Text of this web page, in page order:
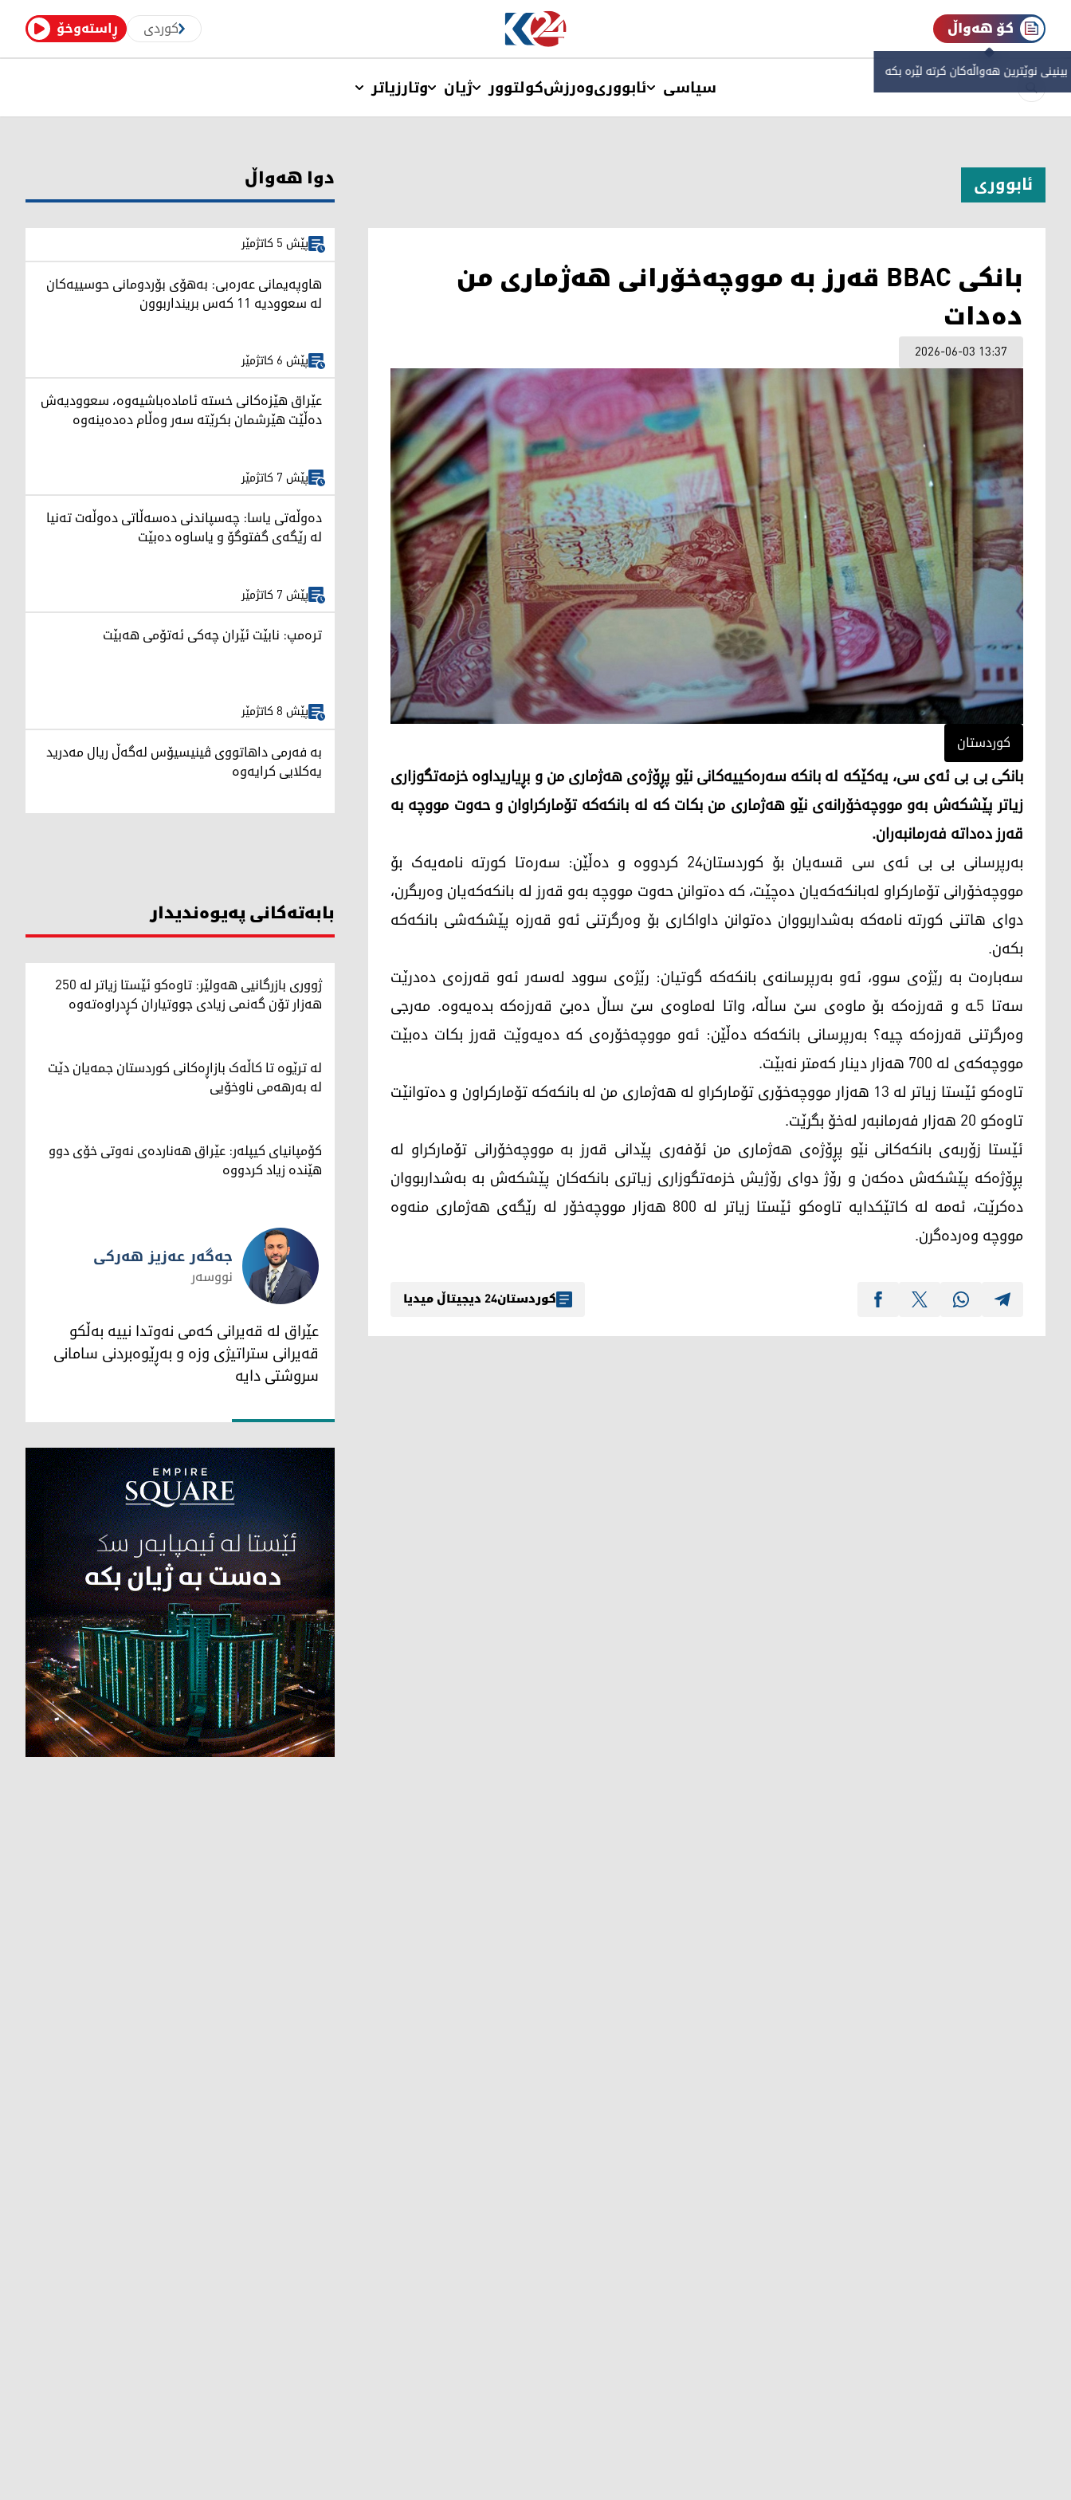
ڕاستەوخۆ کوردی کۆ هەواڵ
نوێترین هەواڵەکان کرتە لێرە بکە
سیاسی ئابووریوەرزشکولتوور ژیان وتارزیاتر
ئابووری
بانکی BBAC قەرز بە مووچەخۆرانی هەژماری من
دەدات
2026-06-03 13:37
کوردستان
بانکی بی بی ئەی سی، یەکێکە لە بانکە سەرەکییەکانی نێو پڕۆژەی هەژماری من و بڕیاریداوە خزمەتگوزاری
زیاتر پێشکەش بەو مووچەخۆرانەی نێو هەژماری من بکات کە لە بانکەکە تۆمارکراوان و حەوت مووچە بە
قەرز دەداتە فەرمانبەران.
بەرپرسانی بی بی ئەی سی قسەیان بۆ کوردستان24 کردووە و دەڵێن: سەرەتا کورتە نامەیەک بۆ
مووچەخۆرانی تۆمارکراو لەبانکەکەیان دەچێت، کە دەتوانن حەوت مووچە بەو قەرز لە بانکەکەیان وەربگرن،
دوای هاتنی کورتە نامەکە بەشداربووان دەتوانن داواکاری بۆ وەرگرتنی ئەو قەرزە پێشکەشی بانکەکە
بکەن.
سەبارەت بە رێژەی سوو، ئەو بەرپرسانەی بانکەکە گوتیان: رێژەی سوود لەسەر ئەو قەرزەی دەدرێت
سەتا 5ـە و قەرزەکە بۆ ماوەی سێ ساڵە، واتا لەماوەی سێ ساڵ دەبێ قەرزەکە بدەیەوە. مەرجی
وەرگرتنی قەرزەکە چیە؟ بەرپرسانی بانکەکە دەڵێن: ئەو مووچەخۆرەی کە دەیەوێت قەرز بکات دەبێت
مووچەکەی لە 700 هەزار دینار کەمتر نەبێت.
تاوەکو ئێستا زیاتر لە 13 هەزار مووچەخۆری تۆمارکراو لە هەژماری من لە بانکەکە تۆمارکراون و دەتوانێت
تاوەکو 20 هەزار فەرمانبەر لەخۆ بگرێت.
ئێستا زۆربەی بانکەکانی نێو پڕۆژەی هەژماری من ئۆفەری پێدانی قەرز بە مووچەخۆرانی تۆمارکراو لە
پڕۆژەکە پێشکەش دەکەن و رۆژ دوای رۆژیش خزمەتگوزاری زیاتری بانکەکان پێشکەش بە بەشداربووان
دەکرێت، ئەمە لە کاتێکدایە تاوەکو ئێستا زیاتر لە 800 هەزار مووچەخۆر لە رێگەی هەژماری منەوە
مووچە وەردەگرن.
کوردستان24 دیجیتاڵ میدیا
دوا هەواڵ
پێش 5 کاتژمێر
هاوپەیمانی عەرەبی: بەهۆی بۆردومانی حوسییەکان
لە سعوودیە 11 کەس برینداربوون
پێش 6 کاتژمێر
عێراق هێزەکانی خستە ئامادەباشیەوە، سعوودیەش
دەڵێت هێرشمان بکرێتە سەر وەڵام دەدەینەوە
پێش 7 کاتژمێر
دەوڵەتی یاسا: چەسپاندنی دەسەڵاتی دەوڵەت تەنیا
لە رێگەی گفتوگۆ و یاساوە دەبێت
پێش 7 کاتژمێر
ترەمپ: نابێت ئێران چەکی ئەتۆمی هەبێت
پێش 8 کاتژمێر
بە فەرمی داهاتووی ڤینیسیۆس لەگەڵ ریال مەدرید
یەکلایی کرایەوە
بابەتەکانی پەیوەندیدار
ژووری بازرگانیی هەولێر: تاوەکو ئێستا زیاتر لە 250
هەزار تۆن گەنمی زیادی جووتیاران کڕدراوەتەوە
لە ترێوە تا کاڵەک بازاڕەکانی کوردستان جمەیان دێت
لە بەرهەمی ناوخۆیی
کۆمپانیای کیپلەر: عێراق هەناردەی نەوتی خۆی دوو
هێندە زیاد کردووە
جەگەر عەزیز هەرکی
جەگەر عەزیز هەرکی
نووسەر
عێراق لە قەیرانی کەمی نەوتدا نییە بەڵکو
قەیرانی ستراتیژی وزە و بەڕێوەبردنی سامانی
سروشتی دایە